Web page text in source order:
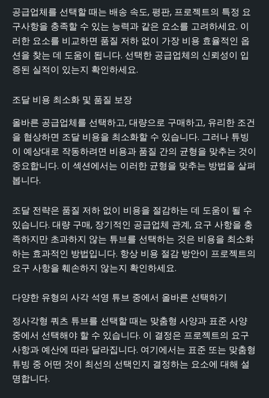
공급업체를 선택할 때는 배송 속도, 평판, 프로젝트의 특정 요
구사항을 충족할 수 있는 능력과 같은 요소를 고려하세요. 이
러한 요소를 비교하면 품질 저하 없이 가장 비용 효율적인 옵
션을 찾는 데 도움이 됩니다. 선택한 공급업체의 신뢰성이 입
증된 실적이 있는지 확인하세요.
조달 비용 최소화 및 품질 보장
올바른 공급업체를 선택하고, 대량으로 구매하고, 유리한 조건
을 협상하면 조달 비용을 최소화할 수 있습니다. 그러나 튜빙
이 예상대로 작동하려면 비용과 품질 간의 균형을 맞추는 것이
중요합니다. 이 섹션에서는 이러한 균형을 맞추는 방법을 살펴
봅니다.
조달 전략은 품질 저하 없이 비용을 절감하는 데 도움이 될 수
있습니다. 대량 구매, 장기적인 공급업체 관계, 요구 사항을 충
족하지만 초과하지 않는 튜브를 선택하는 것은 비용을 최소화
하는 효과적인 방법입니다. 항상 비용 절감 방안이 프로젝트의
요구 사항을 훼손하지 않는지 확인하세요.
다양한 유형의 사각 석영 튜브 중에서 올바른 선택하기
정사각형 쿼츠 튜브를 선택할 때는 맞춤형 사양과 표준 사양
중에서 선택해야 할 수 있습니다. 이 결정은 프로젝트의 요구
사항과 예산에 따라 달라집니다. 여기에서는 표준 또는 맞춤형
튜빙 중 어떤 것이 최선의 선택인지 결정하는 요소에 대해 설
명합니다.